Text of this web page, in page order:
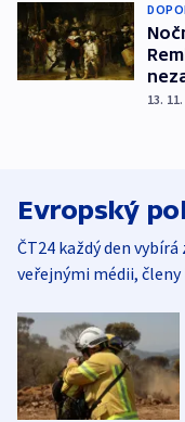
13.
Evropský
ČT24 každý den
veřejnými médii, členy